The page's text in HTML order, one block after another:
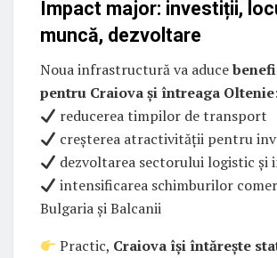
Impact major: investiții,
muncă, dezvoltare
Noua infrastructură va aduce
pentru Craiova și întreaga Oltenie:
reducerea timpilor de transport
creșterea atractivității pentru
dezvoltarea sectorului logistic și
intensificarea schimburilor
Bulgaria și Balcanii
Practic, Craiova își întărește